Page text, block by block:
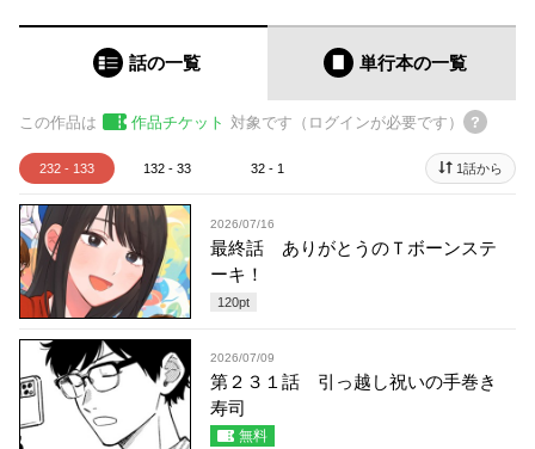
話の一覧 単行本の一覧
この作品は 作品チケット 対象です（ログインが必要です）
232 - 133 132 - 33 32 - 1 1話から
2026/07/16
最終話 ありがとうのＴボーンステ
ーキ！
120pt
2026/07/09
第２３１話 引っ越し祝いの手巻き
寿司
無料